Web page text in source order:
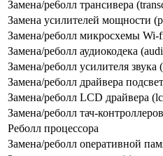
Замена/ре6олл трансивера
Замена усилителей мощности
Замена/реболл микросхемы Wi-
Замена/реболл аудиокодека
Замена/реболл усилителя звука
Замена/реболл драйвера
Замена/реболл LCD драйвера
Замена/реболл тач-
Реболл процессора
Замена/реболл onepaтивной